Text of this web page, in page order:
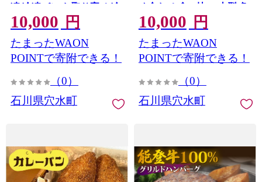
凍 冷凍パン お取り寄せ 冷
凍配送 ご当地パン 牛肉 お
肉 ゴロゴロ 野菜 ふんわり
ベーカリー 角型 トースト
朝食
10,000 円
たまったWAON
POINTで寄附できる！
（0）
石川県穴水町
め合わせ 食べ比べ 山型 角
型 生食パン トースト 朝食
しっとり ふんわり ベーカ
リー 美味しい おすすめ ご
当地パン 冷凍配送
10,000 円
たまったWAON
POINTで寄附できる！
（0）
石川県穴水町